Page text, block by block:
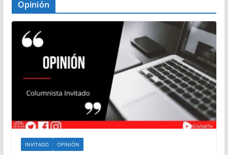
Opinión
INVITADO OPINIÓN